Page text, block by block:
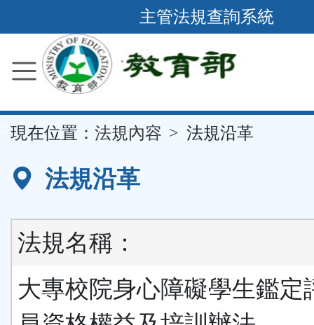
到
要
容
區
主管法規查詢系統
現在位置： 法規內容 法規沿革
法規沿革
法規名稱：
大專校院身心障礙學生鑑定